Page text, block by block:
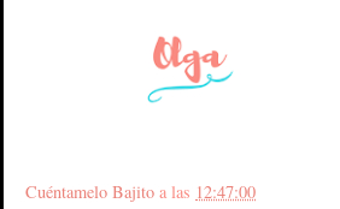
Cuéntamelo Bajito a las 12:47:00